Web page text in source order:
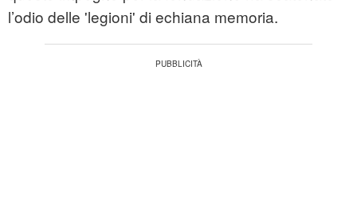
l’odio delle 'legioni' di echiana memoria.